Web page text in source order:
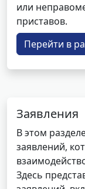
или
приставов.
Перейти в
Заявления
В этом
заявлений,
Здесь